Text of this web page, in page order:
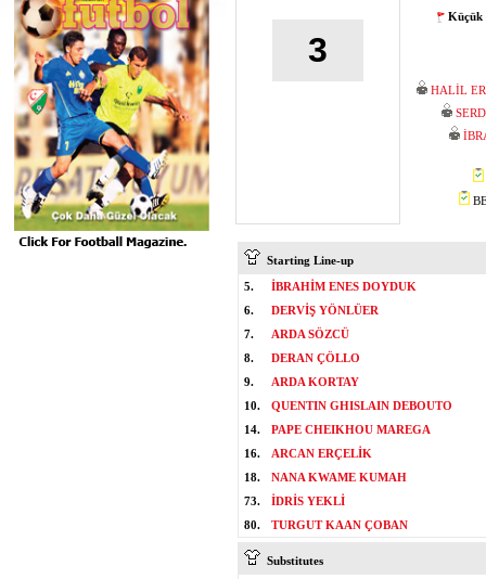
3
Küçük
HALİL
Starting Line-up
5.
İBRAHİM ENES DOYDUK
6.
DERVİŞ YÖNLÜER
7.
ARDA SÖZCÜ
8.
DERAN ÇÖLLO
9.
ARDA KORTAY
10.
QUENTIN GHISLAIN DEBOUTO
14.
PAPE CHEIKHOU MAREGA
16.
ARCAN ERÇELİK
18.
NANA KWAME KUMAH
73.
İDRİS YEKLİ
80.
TURGUT KAAN ÇOBAN
Substitutes